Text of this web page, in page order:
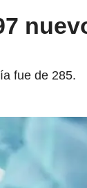
fue de 285.